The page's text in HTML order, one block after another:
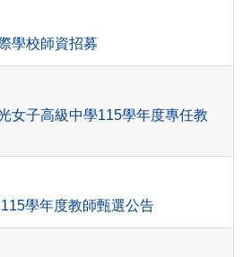
學校師資招募
女子高級中學115學年度專任教
學年度教師甄選公告